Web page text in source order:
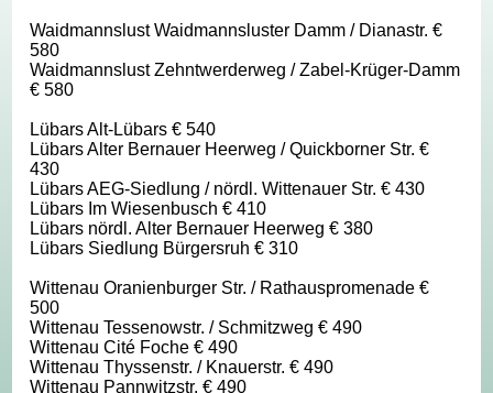
Waidmannslust Waidmannsluster Damm / Dianastr. €
580
Waidmannslust Zehntwerderweg / Zabel-Krüger-Damm
€ 580
Lübars Alt-Lübars € 540
Lübars Alter Bernauer Heerweg / Quickborner Str. €
430
Lübars AEG-Siedlung / nördl. Wittenauer Str. € 430
Lübars Im Wiesenbusch € 410
Lübars nördl. Alter Bernauer Heerweg € 380
Lübars Siedlung Bürgersruh € 310
Wittenau Oranienburger Str. / Rathauspromenade €
500
Wittenau Tessenowstr. / Schmitzweg € 490
Wittenau Cité Foche € 490
Wittenau Thyssenstr. / Knauerstr. € 490
Wittenau Pannwitzstr. € 490